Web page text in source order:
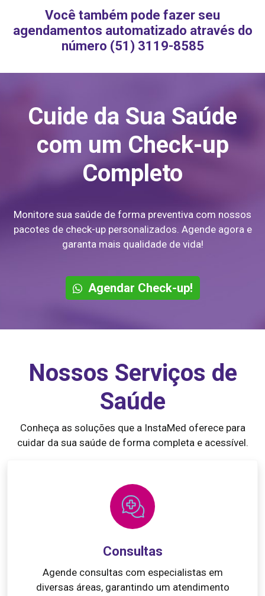
Você também pode fazer seu
agendamentos automatizado através do
número (51) 3119-8585
Cuide da Sua Saúde
com um Check-up
Completo
Monitore sua saúde de forma preventiva com nossos
pacotes de check-up personalizados. Agende agora e
garanta mais qualidade de vida!
Agendar Check-up!
Nossos Serviços de
Saúde
Conheça as soluções que a InstaMed oferece para
cuidar da sua saúde de forma completa e acessível.
Consultas
Agende consultas com especialistas em
diversas áreas, garantindo um atendimento